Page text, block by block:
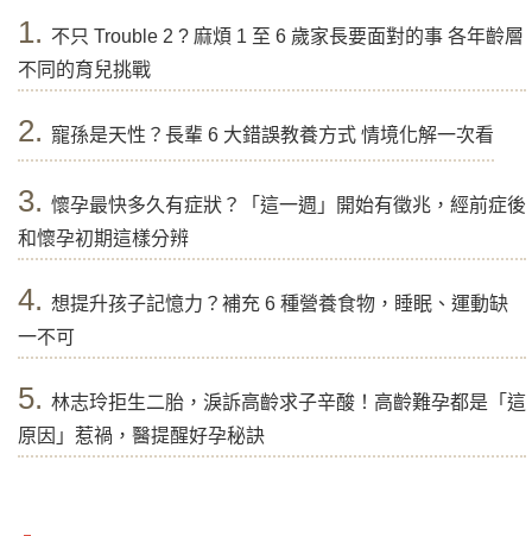
1. 不只 Trouble 2 ? 麻煩 1 至 6 歲家長要面對的事 各年齡層
不同的育兒挑戰
2. 寵孫是天性？長輩 6 大錯誤教養方式 情境化解一次看
3. 懷孕最快多久有症狀？「這一週」開始有徵兆，經前症後
和懷孕初期這樣分辨
4. 想提升孩子記憶力？補充 6 種營養食物，睡眠、運動缺
一不可
5. 林志玲拒生二胎，淚訴高齡求子辛酸！高齡難孕都是「這
原因」惹禍，醫提醒好孕秘訣